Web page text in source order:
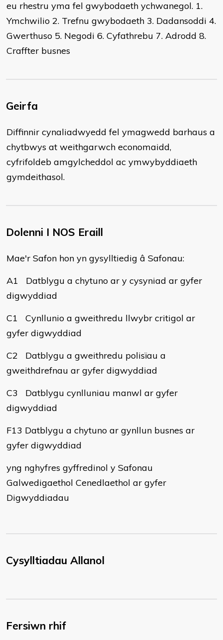
eu rhestru yma fel gwybodaeth ychwanegol. 1.
Ymchwilio 2. Trefnu gwybodaeth 3. Dadansoddi 4.
Gwerthuso 5. Negodi 6. Cyfathrebu 7. Adrodd 8.
Craffter busnes
Geirfa
Diffinnir cynaliadwyedd fel ymagwedd barhaus a
chytbwys at weithgarwch economaidd,
cyfrifoldeb amgylcheddol ac ymwybyddiaeth
gymdeithasol.
Dolenni I NOS Eraill
Mae'r Safon hon yn gysylltiedig â Safonau:
A1 Datblygu a chytuno ar y cysyniad ar gyfer
digwyddiad
C1 Cynllunio a gweithredu llwybr critigol ar
gyfer digwyddiad
C2 Datblygu a gweithredu polisïau a
gweithdrefnau ar gyfer digwyddiad
C3 Datblygu cynlluniau manwl ar gyfer
digwyddiad
F13 Datblygu a chytuno ar gynllun busnes ar
gyfer digwyddiad
yng nghyfres gyffredinol y Safonau
Galwedigaethol Cenedlaethol ar gyfer
Digwyddiadau
Cysylltiadau Allanol
Fersiwn rhif